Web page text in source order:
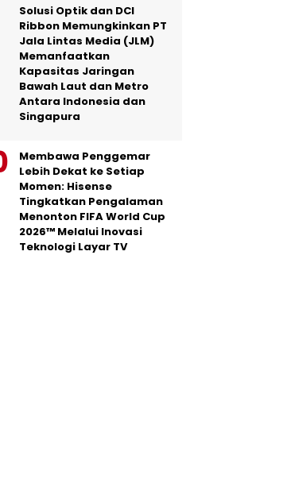
Solusi Optik dan DCI
Ribbon Memungkinkan PT
Jala Lintas Media (JLM)
Memanfaatkan
Kapasitas Jaringan
Bawah Laut dan Metro
Antara Indonesia dan
Singapura
Membawa Penggemar
Lebih Dekat ke Setiap
Momen: Hisense
Tingkatkan Pengalaman
Menonton FIFA World Cup
2026™ Melalui Inovasi
Teknologi Layar TV